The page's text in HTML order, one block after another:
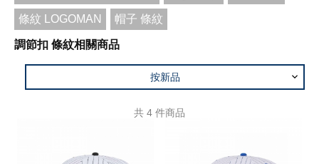
條紋 LOGOMAN 帽子 條紋
調節扣 條紋相關商品
按新品
共 4 件商品